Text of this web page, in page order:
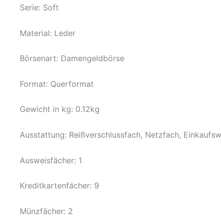
Serie: Soft
Material: Leder
Börsenart: Damengeldbörse
Format: Querformat
Gewicht in kg: 0.12kg
Ausstattung: Reißverschlussfach, Netzfach,
Ausweisfächer: 1
Kreditkartenfächer: 9
Münzfächer: 2